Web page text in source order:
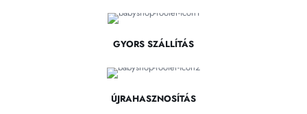
GYORS SZÁLLÍTÁS
ÚJRAHASZNOSÍTÁS